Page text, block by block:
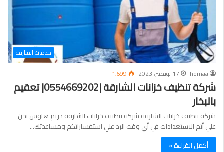
خدمات الشارقة
hemaa
17 نوفمبر، 2023 1٬699
شركة تنظيف خزانات الشارقة |0554669202| تعقيم
بالبخار
شركة تنظيف خزانات الشارقة شركة تنظيف خزانات الشارقة دريم هاوس نحن
علي أتم الاستعدادات في أي وقت الرد علي استفساراتكم ومساعدتك…
أكمل القراءة »